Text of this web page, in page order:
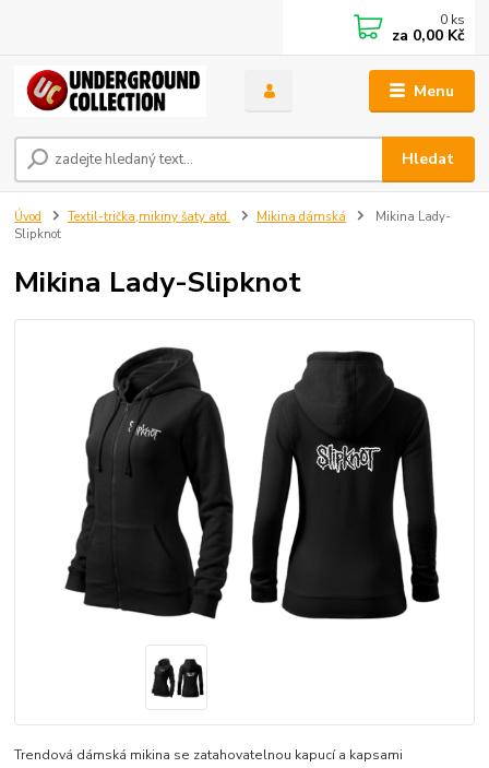
Menu
Hledat
0 ks
za 0,00 Kč
Úvod Textil-trička,mikiny šaty atd. Mikina dámská
Mikina Lady-
Slipknot
Mikina Lady-Slipknot
Trendová dámská mikina se zatahovatelnou kapucí a kapsami